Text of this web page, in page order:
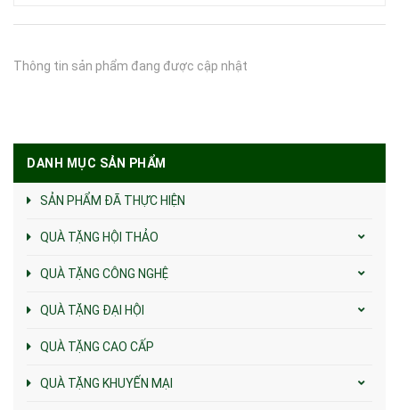
Thông tin sản phẩm đang được cập nhật
DANH MỤC SẢN PHẨM
SẢN PHẨM ĐÃ THỰC HIỆN
QUÀ TẶNG HỘI THẢO
QUÀ TẶNG CÔNG NGHỆ
QUÀ TẶNG ĐẠI HỘI
QUÀ TẶNG CAO CẤP
QUÀ TẶNG KHUYẾN MẠI